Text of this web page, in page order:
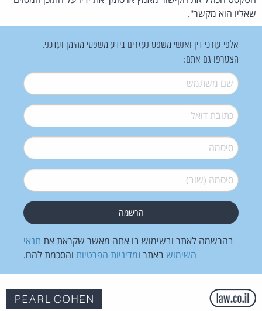
שאליו הוא מקשר".
אלפי עורכי דין ואנשי משפט נעזרים בידע משפטי מהימן ועדכני.
הצטרפו גם אתם:
שם משתמש*
דואל*
סיסמה*
סיסמה (שוב)*
בהרשמה לאתר ובשימוש בו אתה מאשר שקראת את תנאי
השימוש באתר ומדיניות הפרטיות והסכמת להם.